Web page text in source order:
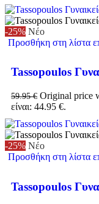
-25% Νέο
Προσθήκη στη λίστα
Tassopoulos
59.95€ Original price
είναι: 44.95 €.
-25% Νέο
Προσθήκη στη λίστα
Tassopoulos